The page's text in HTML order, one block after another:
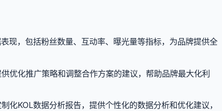
现，包括粉丝数量、互动率、曝光量等指标，为品牌提供全
优化推广策略和调整合作方案的建议，帮助品牌最大化利
化KOL数据分析报告，提供个性化的数据分析和优化建议，